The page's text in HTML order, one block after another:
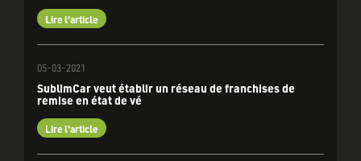
Lire l'article
05-03-2021
SublimCar veut établir un réseau de franchises de
remise en état de vé
Lire l'article